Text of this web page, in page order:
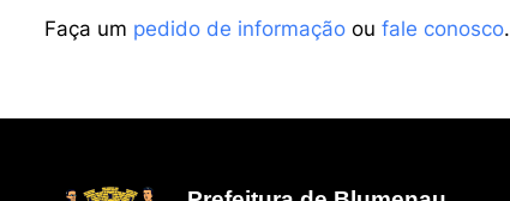
Faça um pedido de informação ou fale conosco.